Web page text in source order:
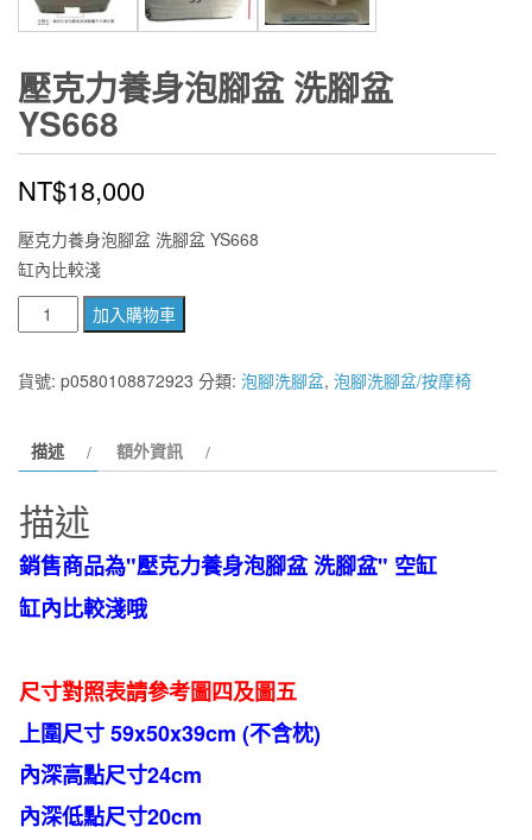
壓克力養身泡腳盆 洗腳盆
YS668
NT$18,000
壓克力養身泡腳盆 洗腳盆 YS668
缸內比較淺
克
力
泡
盆
腳
盆
量
加入購物車
貨號: p0580108872923 分類: 泡腳洗腳盆, 泡腳洗腳盆/按摩椅
描述 額外資訊
描述
銷售商品為"壓克力養身泡腳盆 洗腳盆" 空缸
缸內比較淺哦
尺寸對照表請參考圖四及圖五
上圍尺寸 59x50x39cm (不含枕)
內深高點尺寸24cm
內深低點尺寸20cm